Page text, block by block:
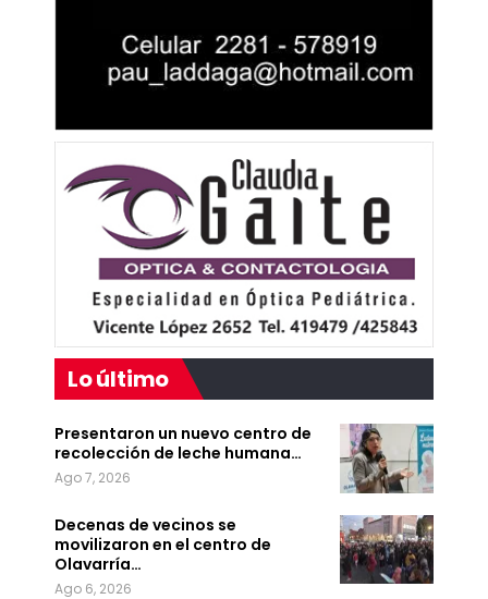
Lo último
Presentaron un nuevo centro de
recolección de leche humana…
Ago 7, 2026
Decenas de vecinos se
movilizaron en el centro de
Olavarría…
Ago 6, 2026